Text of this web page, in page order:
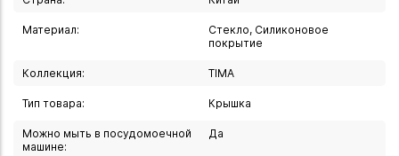
защищает края стеклянной крышки от сколов.
Вы можете купить Крышка универсальная 18-20-22 см в
указанных ниже магазинах в Иркутске и в Ангарске, а
курьером по Иркутску или транспортной компанией по
Материал:
Стекло, Силиконовое
покрытие
Коллекция: TIMA
Тип товара: Крышка
Можно мыть в посудомоечной
машине:
Да